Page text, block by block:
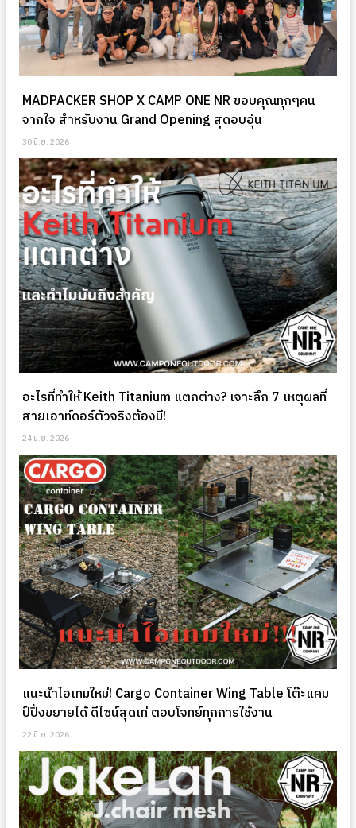
MADPACKER SHOP X CAMP ONE NR ขอบคุณทุกๆคน
จากใจ สำหรับงาน Grand Opening สุดอบอุ่น
30 มิ.ย. 2026
อะไรที่ทำให้ Keith Titanium แตกต่าง? เจาะลึก 7 เหตุผลที่
สายเอาท์ดอร์ตัวจริงต้องมี!
24 มิ.ย. 2026
แนะนำไอเทมใหม่! Cargo Container Wing Table โต๊ะแคม
ป์ปิ้งขยายได้ ดีไซน์สุดเท่ ตอบโจทย์ทุกการใช้งาน
22 มิ.ย. 2026